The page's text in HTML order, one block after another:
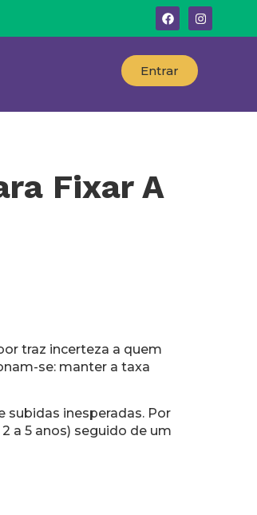
Entrar
Fixar A
traz incerteza a quem
se: manter a taxa
inesperadas. Por
a 5 anos) seguido de um